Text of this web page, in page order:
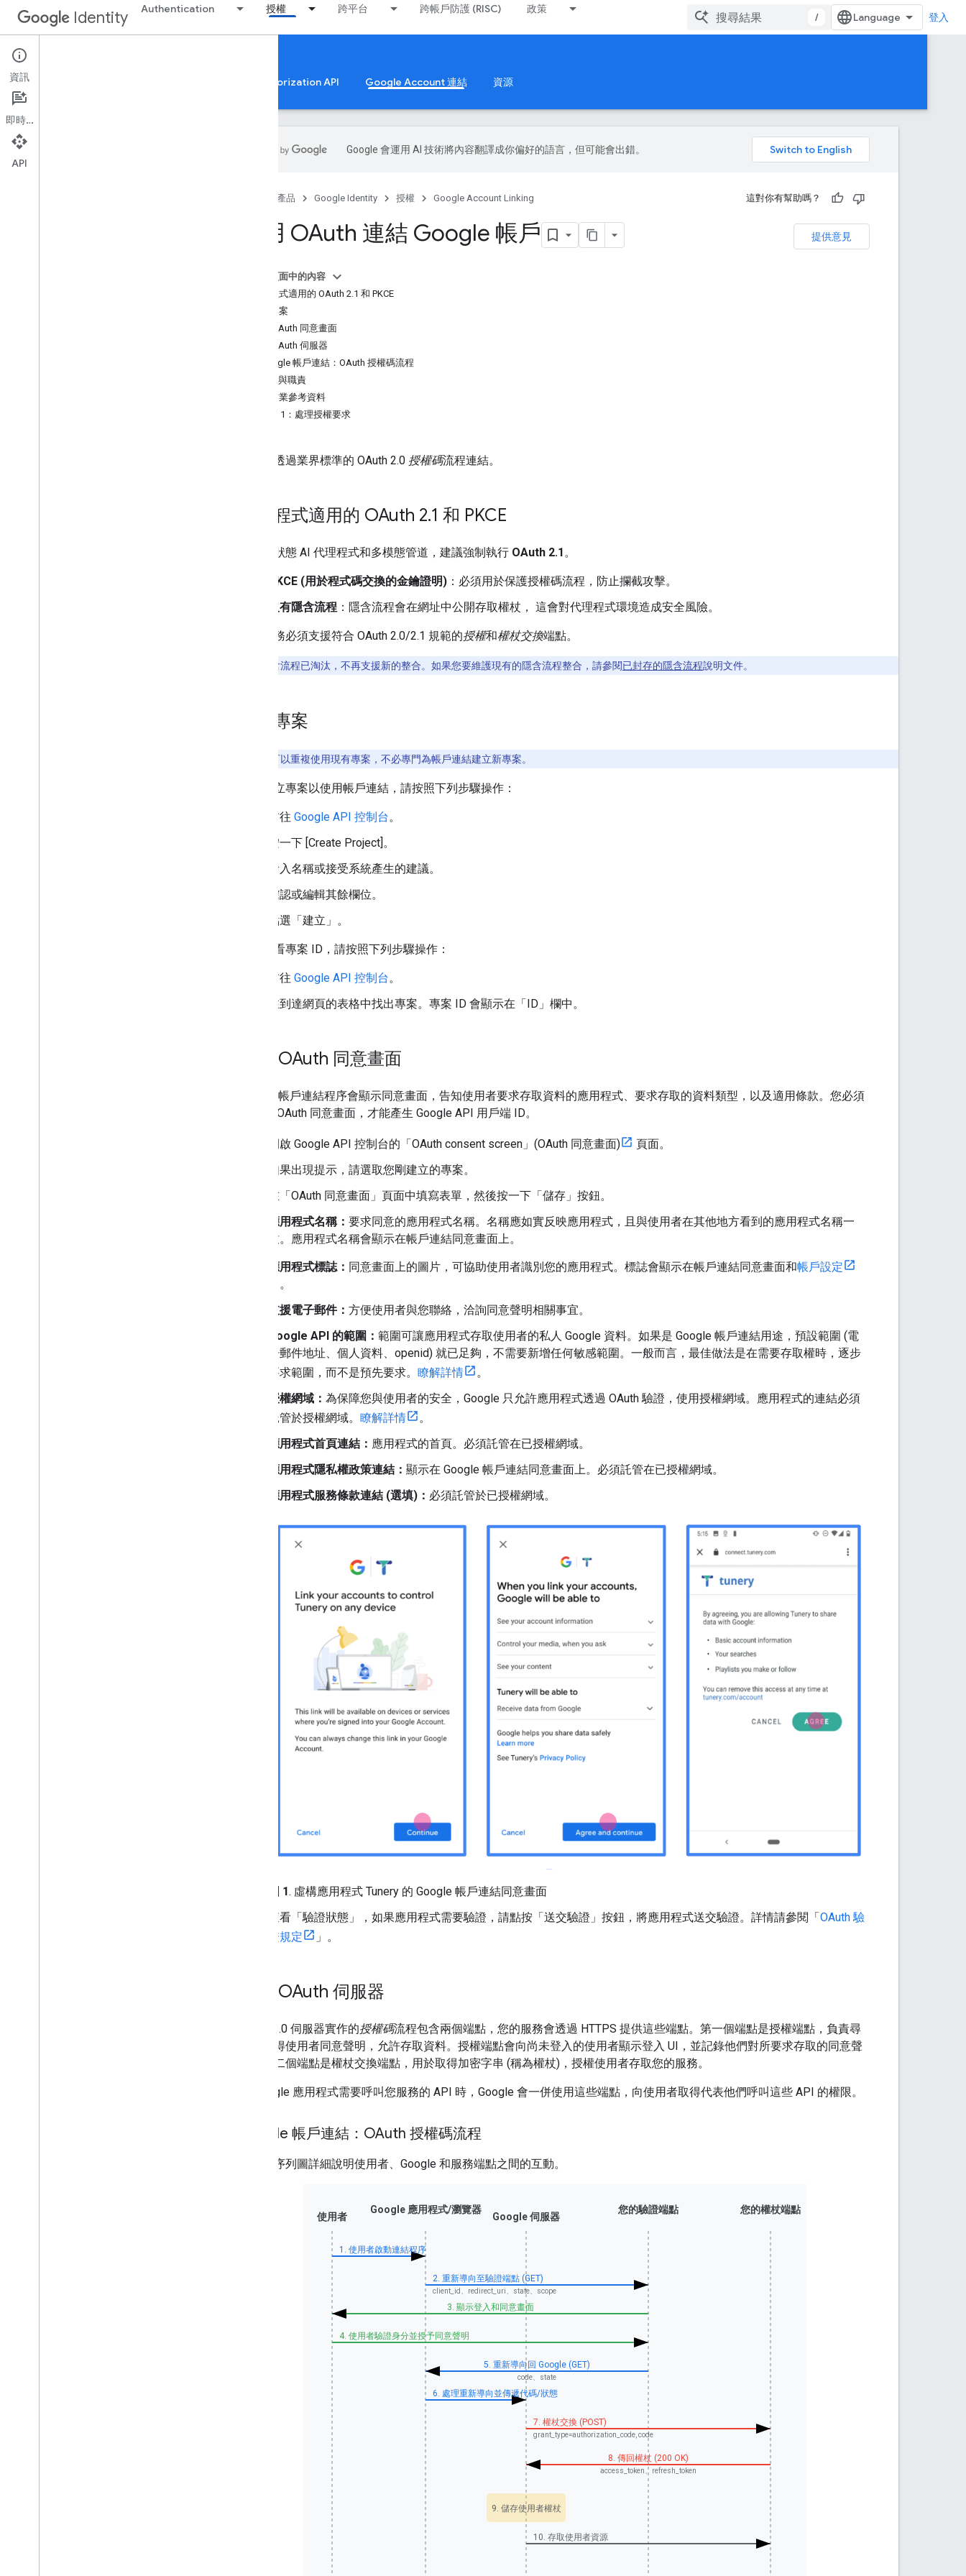
Identity Authentication 授權 跨平台 跨帳戶防護 (RISC) 政策
/ 登入
Google Account Linking
Google 帳戶授權 驗證應用程式以使用 Google Authorization API Google Account 連結 資源
Google 會運用 AI 技術將內容翻譯成你偏好的語言，但可能會出錯。
產品 Google Identity 授權 Google Account Linking 這對你有幫助嗎？
提供意見
使用 OAuth 連結 Google 帳戶
這個頁面中的內容
代理程式適用的 OAuth 2.1 和 PKCE
建立專案
設定 OAuth 同意畫面
導入 OAuth 伺服器
Google 帳戶連結：OAuth 授權碼流程
角色與職責
導入作業參考資料
步驟 1：處理授權要求
帳戶是透過業界標準的 OAuth 2.0 授權碼流程連結。
代理程式適用的 OAuth 2.1 和 PKCE
對於無狀態 AI 代理程式和多模態管道，建議強制執行 OAuth 2.1。
PKCE (用於程式碼交換的金鑰證明) ：必須用於保護授權碼流程，防止攔截攻擊。
沒有隱含流程 ：隱含流程會在網址中公開存取權杖， 這會對代理程式環境造成安全風險。
您的服務必須支援符合 OAuth 2.0/2.1 規範的授權和權杖交換端點。
隱含流程已淘汰，不再支援新的整合。如果您要維護現有的隱含流程整合，請參閱已封存的隱含流程說明文件。
建立專案
您可以重複使用現有專案，不必專門為帳戶連結建立新專案。
如要建立專案以使用帳戶連結，請按照下列步驟操作：
前往 Google API 控制台。
按一下 [Create Project]。
輸入名稱或接受系統產生的建議。
確認或編輯其餘欄位。
點選「建立」 。
如要查看專案 ID，請按照下列步驟操作：
前往 Google API 控制台。
在到達網頁的表格中找出專案。專案 ID 會顯示在「ID」 欄中。
設定 OAuth 同意畫面
Google 帳戶連結程序會顯示同意畫面，告知使用者要求存取資料的應用程式、要求存取的資料類型，以及適用條款。您必須
先設定 OAuth 同意畫面，才能產生 Google API 用戶端 ID。
開啟 Google API 控制台的「OAuth consent screen」(OAuth 同意畫面)
頁面。
如果出現提示，請選取您剛建立的專案。
在「OAuth 同意畫面」頁面中填寫表單，然後按一下「儲存」按鈕。
應用程式名稱： 要求同意的應用程式名稱。名稱應如實反映應用程式，且與使用者在其他地方看到的應用程式名稱一
致。應用程式名稱會顯示在帳戶連結同意畫面上。
應用程式標誌： 同意畫面上的圖片，可協助使用者識別您的應用程式。標誌會顯示在帳戶連結同意畫面和帳戶設定
中。
支援電子郵件： 方便使用者與您聯絡，洽詢同意聲明相關事宜。
Google API 的範圍： 範圍可讓應用程式存取使用者的私人 Google 資料。如果是 Google 帳戶連結用途，預設範圍 (電
子郵件地址、個人資料、openid) 就已足夠，不需要新增任何敏感範圍。一般而言，最佳做法是在需要存取權時，逐步
要求範圍，而不是預先要求。 瞭解詳情
。
授權網域： 為保障您與使用者的安全，Google 只允許應用程式透過 OAuth 驗證，使用授權網域。應用程式的連結必須
託管於授權網域。 瞭解詳情
。
應用程式首頁連結： 應用程式的首頁。必須託管在已授權網域。
應用程式隱私權政策連結： 顯示在 Google 帳戶連結同意畫面上。必須託管在已授權網域。
應用程式服務條款連結 (選填)： 必須託管於已授權網域。
圖 1. 虛構應用程式 Tunery 的 Google 帳戶連結同意畫面
查看「驗證狀態」，如果應用程式需要驗證，請點按「送交驗證」按鈕，將應用程式送交驗證。詳情請參閱「 OAuth 驗
證規定
」。
導入 OAuth 伺服器
OAuth 2.0 伺服器實作的授權碼流程包含兩個端點，您的服務會透過 HTTPS 提供這些端點。第一個端點是授權端點，負責尋
找或取得使用者同意聲明，允許存取資料。授權端點會向尚未登入的使用者顯示登入 UI，並記錄他們對所要求存取的同意聲
明。第二個端點是權杖交換端點，用於取得加密字串 (稱為權杖)，授權使用者存取您的服務。
當 Google 應用程式需要呼叫您服務的 API 時，Google 會一併使用這些端點，向使用者取得代表他們呼叫這些 API 的權限。
Google 帳戶連結：OAuth 授權碼流程
下方的序列圖詳細說明使用者、Google 和服務端點之間的互動。
使用者
Google 應用程式/瀏覽器
Google 伺服器
您的驗證端點 您的權杖端點
1. 使用者啟動連結程序
2. 重新導向至驗證端點 (GET)
client_id、redirect_uri、state、scope
3. 顯示登入和同意畫面
4. 使用者驗證身分並授予同意聲明
5. 重新導向回 Google (GET)
code、state
6. 處理重新導向並傳遞代碼/狀態
7. 權杖交換 (POST)
grant_type=authorization_code, code
8. 傳回權杖 (200 OK)
access_token、refresh_token
9. 儲存使用者權杖
10. 存取使用者資源
資訊
即時通訊
API